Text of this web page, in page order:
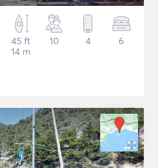
45 ft
14 m
10 4 6